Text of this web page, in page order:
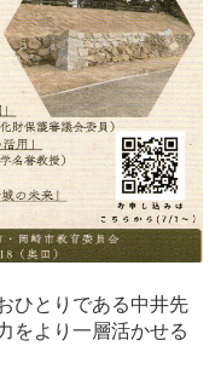
ひとりである中井先
をより一層活かせる